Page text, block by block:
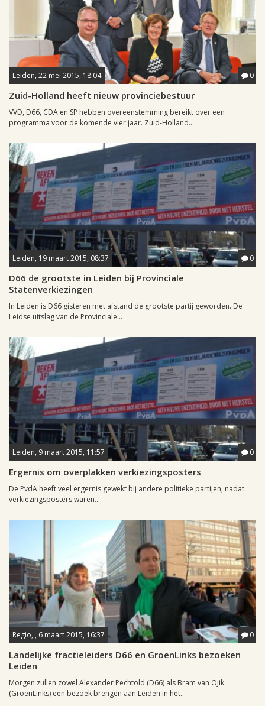
Leiden, 22 mei 2015, 18:04 0
Zuid-Holland heeft nieuw provinciebestuur
VVD, D66, CDA en SP hebben overeenstemming bereikt over een
programma voor de komende vier jaar. Zuid-Holland...
Leiden, 19 maart 2015, 08:37 0
D66 de grootste in Leiden bij Provinciale
Statenverkiezingen
In Leiden is D66 gisteren met afstand de grootste partij geworden. De
Leidse uitslag van de Provinciale...
Leiden, 9 maart 2015, 11:57 0
Ergernis om overplakken verkiezingsposters
De PvdA heeft veel ergernis gewekt bij andere politieke partijen, nadat
verkiezingsposters waren...
Regio, , 6 maart 2015, 16:37 0
Landelijke fractieleiders D66 en GroenLinks bezoeken
Leiden
Morgen zullen zowel Alexander Pechtold (D66) als Bram van Ojik
(GroenLinks) een bezoek brengen aan Leiden in het...